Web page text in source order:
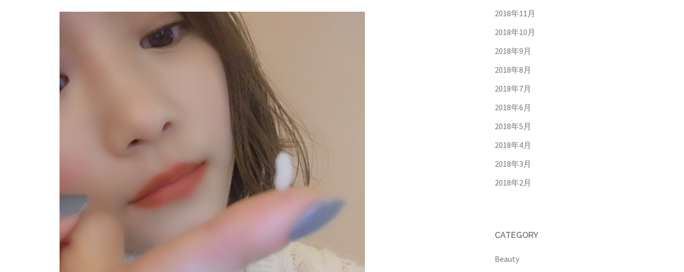
2018年11月
2018年10月
2018年9月
2018年8月
2018年7月
2018年6月
2018年5月
2018年4月
2018年3月
2018年2月
CATEGORY
Beauty